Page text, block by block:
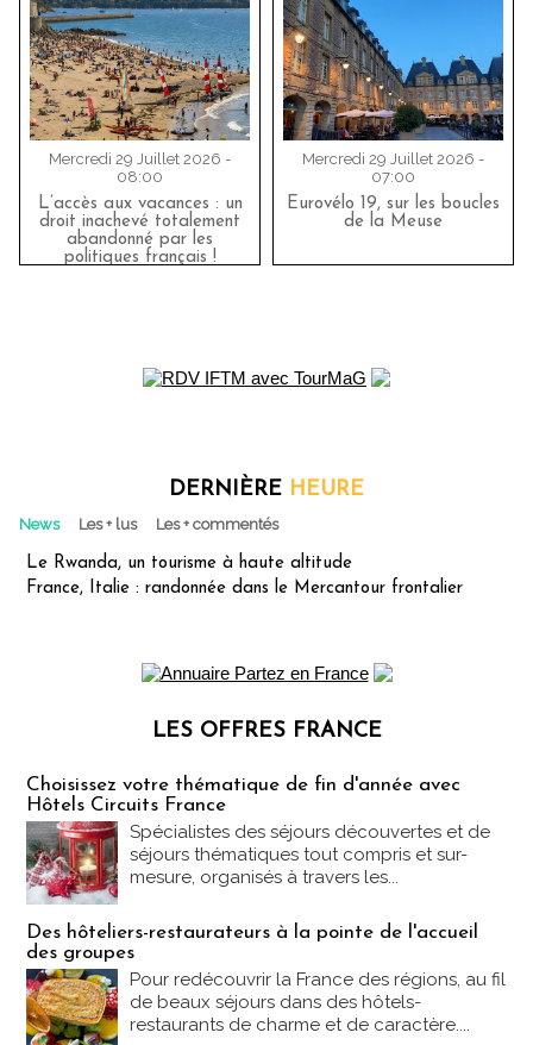
Mercredi 29 Juillet 2026 -
08:00
L’accès aux vacances : un
droit inachevé totalement
abandonné par les
politiques français !
Mercredi 29 Juillet 2026 -
07:00
Eurovélo 19, sur les boucles
de la Meuse
DERNIÈRE HEURE
News Les + lus Les + commentés
Le Rwanda, un tourisme à haute altitude
France, Italie : randonnée dans le Mercantour frontalier
LES OFFRES FRANCE
Choisissez votre thématique de fin d'année avec
Hôtels Circuits France
Spécialistes des séjours découvertes et de
séjours thématiques tout compris et sur-
mesure, organisés à travers les...
Des hôteliers-restaurateurs à la pointe de l'accueil
des groupes
Pour redécouvrir la France des régions, au fil
de beaux séjours dans des hôtels-
restaurants de charme et de caractère....